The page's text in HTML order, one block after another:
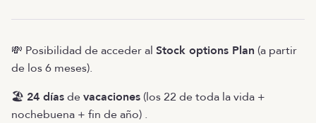
💸 Posibilidad de acceder al Stock options Plan (a partir
de los 6 meses).
🏖️ 24 díasdevacaciones (los 22 de toda la vida +
nochebuena + fin de año) .